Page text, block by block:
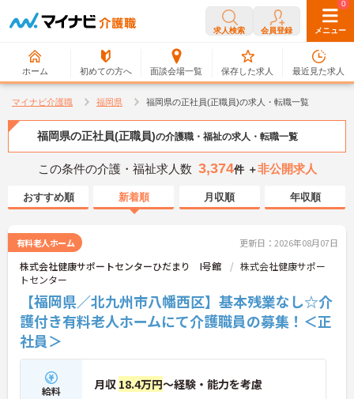
求人検索 会員登録 メニュー
ホーム 初めての方へ 面談会場一覧
0
保存した求人
0
最近見た求人
マイナビ介護職 福岡県 福岡県の正社員(正職員)の求人・転職一覧
福岡県の正社員(正職員)の介護職・福祉の求人・転職一覧
この条件の介護・福祉求人数 3,374件 ＋非公開求人
おすすめ順 新着順 月収順 年収順
有料老人ホーム 更新日：2026年08月07日
株式会社健康サポートセンターひだまり I号館
株式会社健康サポー
トセンター
【福岡県／北九州市八幡西区】基本残業なし☆介
護付き有料老人ホームにて介護職員の募集！＜正
社員＞
給料 月収 18.4万円～経験・能力を考慮